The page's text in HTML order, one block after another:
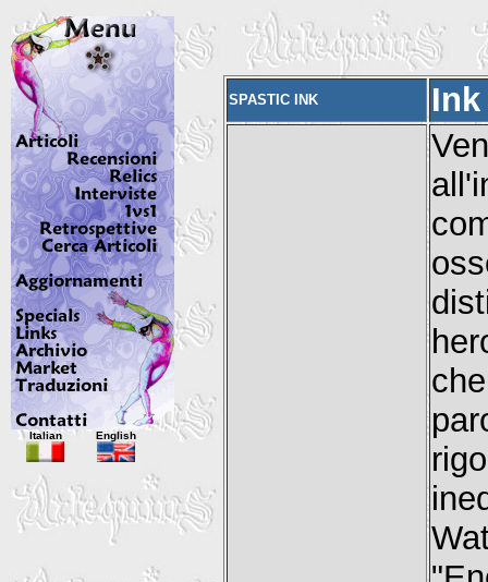
SPASTIC INK
Italian English